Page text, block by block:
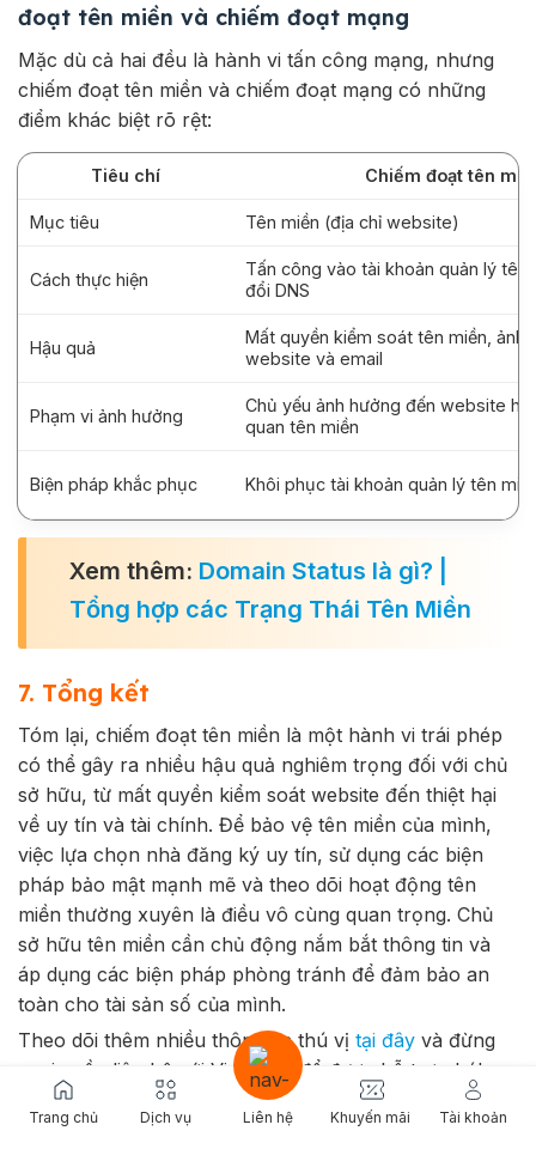
đoạt tên miền và chiếm đoạt mạng
Mặc dù cả hai đều là hành vi tấn công mạng, nhưng
chiếm đoạt tên miền và chiếm đoạt mạng có những
điểm khác biệt rõ rệt:
Tiêu chí Chiếm đoạt tên
Mục tiêu Tên miền (địa chỉ website)
Cách thực hiện
Tấn công vào tài khoản quản lý tên
đổi DNS
Hậu quả
Mất quyền kiểm soát tên miền, ảnh
website và email
Phạm vi ảnh hưởng
Chủ yếu ảnh hưởng đến website
quan tên miền
Biện pháp khắc phục Khôi phục tài khoản quản lý tên
Xem thêm: Domain Status là gì? |
Tổng hợp các Trạng Thái Tên Miền
7. Tổng kết
Tóm lại, chiếm đoạt tên miền là một hành vi trái phép
có thể gây ra nhiều hậu quả nghiêm trọng đối với chủ
sở hữu, từ mất quyền kiểm soát website đến thiệt hại
về uy tín và tài chính. Để bảo vệ tên miền của mình,
việc lựa chọn nhà đăng ký uy tín, sử dụng các biện
pháp bảo mật mạnh mẽ và theo dõi hoạt động tên
miền thường xuyên là điều vô cùng quan trọng. Chủ
sở hữu tên miền cần chủ động nắm bắt thông tin và
áp dụng các biện pháp phòng tránh để đảm bảo an
toàn cho tài sản số của mình.
Theo dõi thêm nhiều thông tin thú vị tại đây và đừng
ngại ngần liên hệ với VinaHost để được hỗ trợ nhé!
Email: cskh@vinahost.vn
Trang chủ Dịch vụ Liên hệ Khuyến mãi Tài khoản